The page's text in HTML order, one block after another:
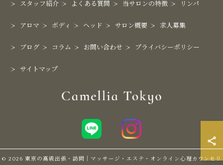
スタッフ紹介 よくある質問 当サロンの特徴 リンパ
アロマ ボディ ヘッド サロン概要 求人募集
ブログ コラム お問い合わせ プライバシーポリシー
サイトマップ
© 2026 東京の高級出張・訪問｜マッサージ・エステ・オンライン心理カウンセリ